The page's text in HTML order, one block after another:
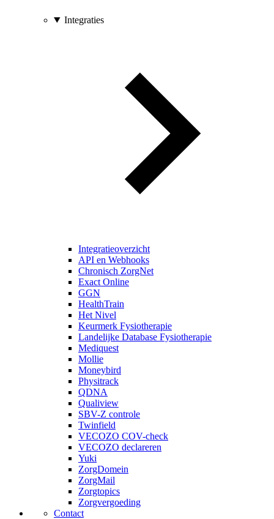
Integraties
Integratieoverzicht
API en Webhooks
Chronisch ZorgNet
Exact Online
GGN
HealthTrain
Het Nivel
Keurmerk Fysiotherapie
Landelijke Database Fysiotherapie
Mediquest
Mollie
Moneybird
Physitrack
QDNA
Qualiview
SBV-Z controle
Twinfield
VECOZO COV-check
VECOZO declareren
Yuki
ZorgDomein
ZorgMail
Zorgtopics
Zorgvergoeding
Contact